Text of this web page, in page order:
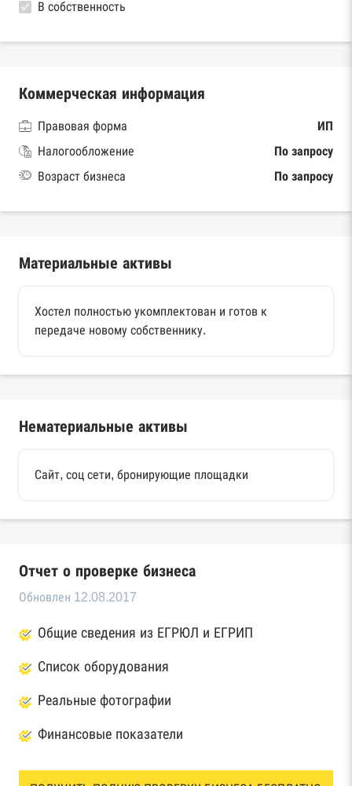
В собственность
Коммерческая информация
Правовая форма
ИП
Налогообложение
По запросу
Возраст бизнеса
По запросу
Материальные активы
Хостел полностью укомплектован и готов к
передаче новому собственнику.
Нематериальные активы
Сайт, соц сети, бронирующие площадки
Отчет о проверке бизнеса
Обновлен 12.08.2017
Общие сведения из ЕГРЮЛ и ЕГРИП
Список оборудования
Реальные фотографии
Финансовые показатели